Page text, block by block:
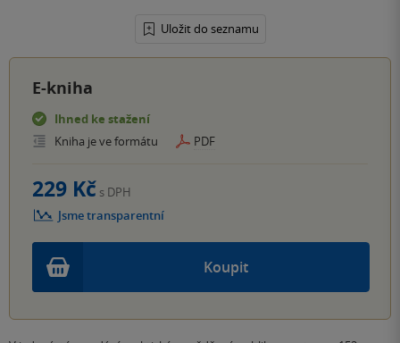
Uložit do seznamu
E-kniha
Ihned ke stažení
Kniha je ve formátu
PDF
Koupit
229 Kč s DPH
Jsme transparentní